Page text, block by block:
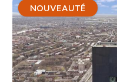
NOUVEAUTÉ